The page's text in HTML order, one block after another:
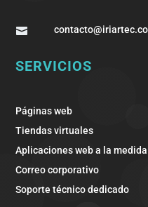
 contacto@iriartec.co
SERVICIOS
Páginas web
Tiendas virtuales
Aplicaciones web a la medida
Correo corporativo
Soporte técnico dedicado